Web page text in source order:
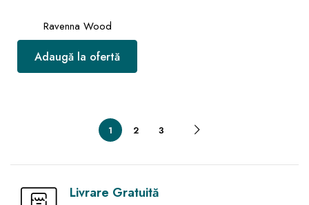
Ravenna Wood
Adaugă la ofertă
1 2 3
Livrare Gratuită